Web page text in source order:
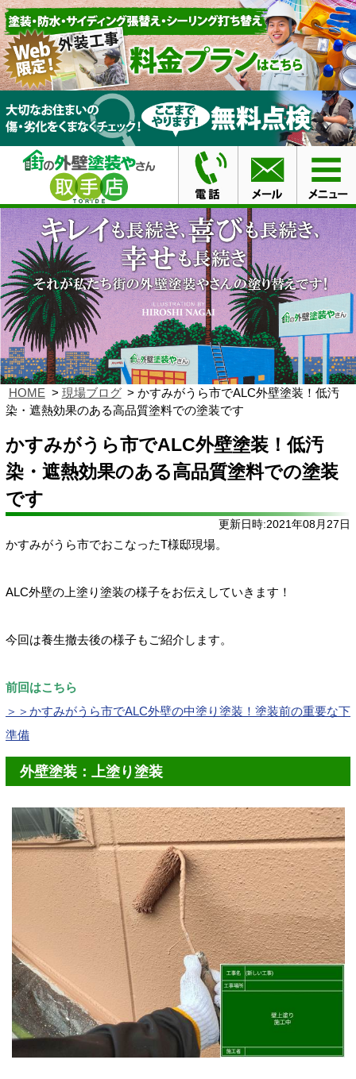
HOME 現場ブログ
かすみがうら市でALC外壁塗装！低汚
染・遮熱効果のある高品質塗料での塗装です
かすみがうら市でALC外壁塗装！低汚
染・遮熱効果のある高品質塗料での塗装
です
更新日時:2021年08月27日
かすみがうら市でおこなったT様邸現場。
ALC外壁の上塗り塗装の様子をお伝えしていきます！
今回は養生撤去後の様子もご紹介します。
前回はこちら
＞＞ かすみがうら市でALC外壁の中塗り塗装！塗装前の重要な下
準備
外壁塗装：上塗り塗装